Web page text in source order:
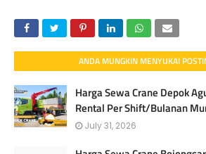
ANDA MUNGKIN MENYUKAI
Harga Sewa Crane Depok
Rental Per Shift/Bulanan
July 31, 2026